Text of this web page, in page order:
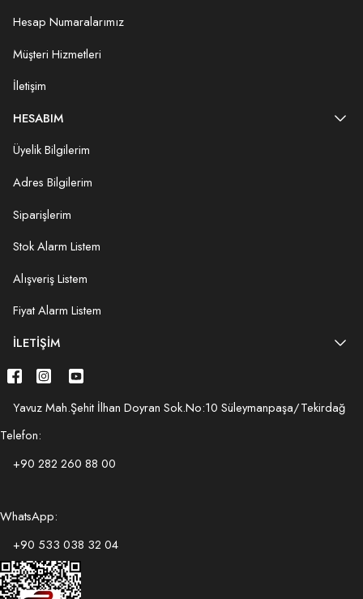
Hesap Numaralarımız
Müşteri Hizmetleri
İletişim
HESABIM
Üyelik Bilgilerim
Adres Bilgilerim
Siparişlerim
Stok Alarm Listem
Alışveriş Listem
Fiyat Alarm Listem
İLETIŞIM
Yavuz Mah.Şehit İlhan Doyran Sok.No:10 Süleymanpaşa/Tekirdağ
Telefon:
+90 282 260 88 00
WhatsApp:
+90 533 038 32 04